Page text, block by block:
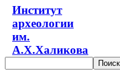
Институт
археологии
им.
А.Х.Халикова